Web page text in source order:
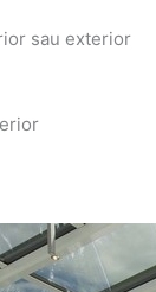
sau exterior